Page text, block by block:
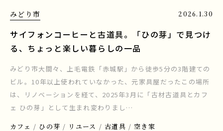
みどり市 2026.1.30
サイフォンコーヒーと古道具。「ひの芽」で見つけ
る、ちょっと楽しい暮らしの一品
みどり市大間々、上毛電鉄「赤城駅」から徒歩5分の3階建ての
ビル。10年以上使われていなかった、元家具屋だったこの場所
は、リノベーションを経て、2025年3月に「古材古道具とカフ
ェ ひの芽」として生まれ変わりまし…
カフェ
ひの芽 リユース 古道具 空き家